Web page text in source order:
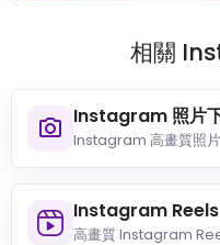
Ctrl + J（Windows）
J（Mac）。
相關
Instagram 照片
Instagram 高畫質照
Instagram Reels
高畫質 Instagram